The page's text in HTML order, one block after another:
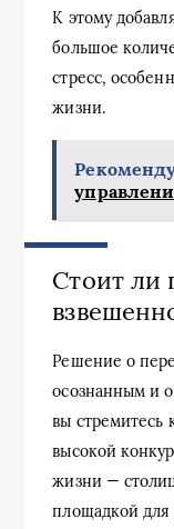
К этому
большое
стресс,
жизни.
Стоит ли
Решение о
осознанным и
вы стремитесь
высокой
жизни —
площадкой